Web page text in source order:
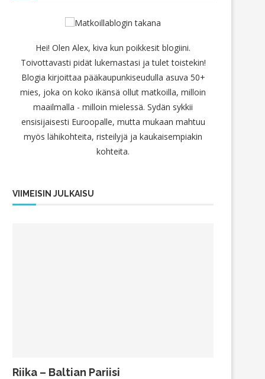
Hei! Olen Alex, kiva kun poikkesit blogiini.
Toivottavasti pidät lukemastasi ja tulet toistekin!
Blogia kirjoittaa pääkaupunkiseudulla asuva 50+
mies, joka on koko ikänsä ollut matkoilla, milloin
maailmalla - milloin mielessä. Sydän sykkii
ensisijaisesti Euroopalle, mutta mukaan mahtuu
myös lähikohteita, risteilyjä ja kaukaisempiakin
kohteita.
VIIMEISIN JULKAISU
Riika – Baltian Pariisi